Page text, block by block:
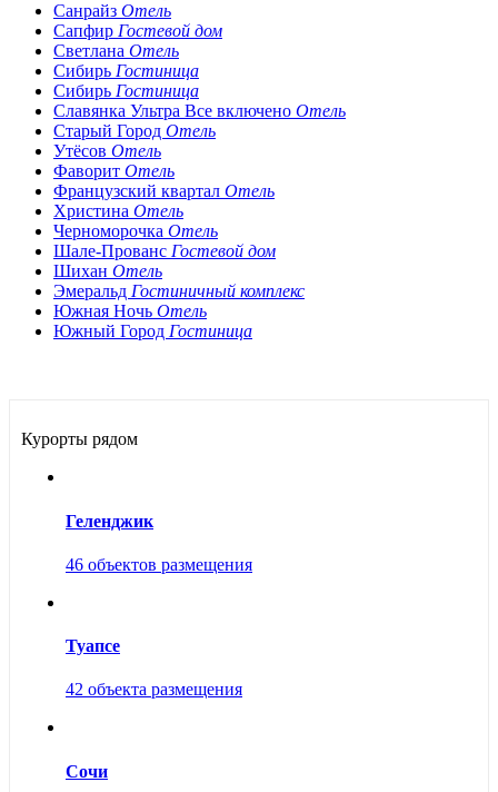
Санрайз Отель
Сапфир Гостевой дом
Светлана Отель
Сибирь Гостиница
Сибирь Гостиница
Славянка Ультра Все включено Отель
Старый Город Отель
Утёсов Отель
Фаворит Отель
Французский квартал Отель
Христина Отель
Черноморочка Отель
Шале-Прованс Гостевой дом
Шихан Отель
Эмеральд Гостиничный комплекс
Южная Ночь Отель
Южный Город Гостиница
Курорты рядом
Геленджик
46 объектов размещения
Туапсе
42 объекта размещения
Сочи